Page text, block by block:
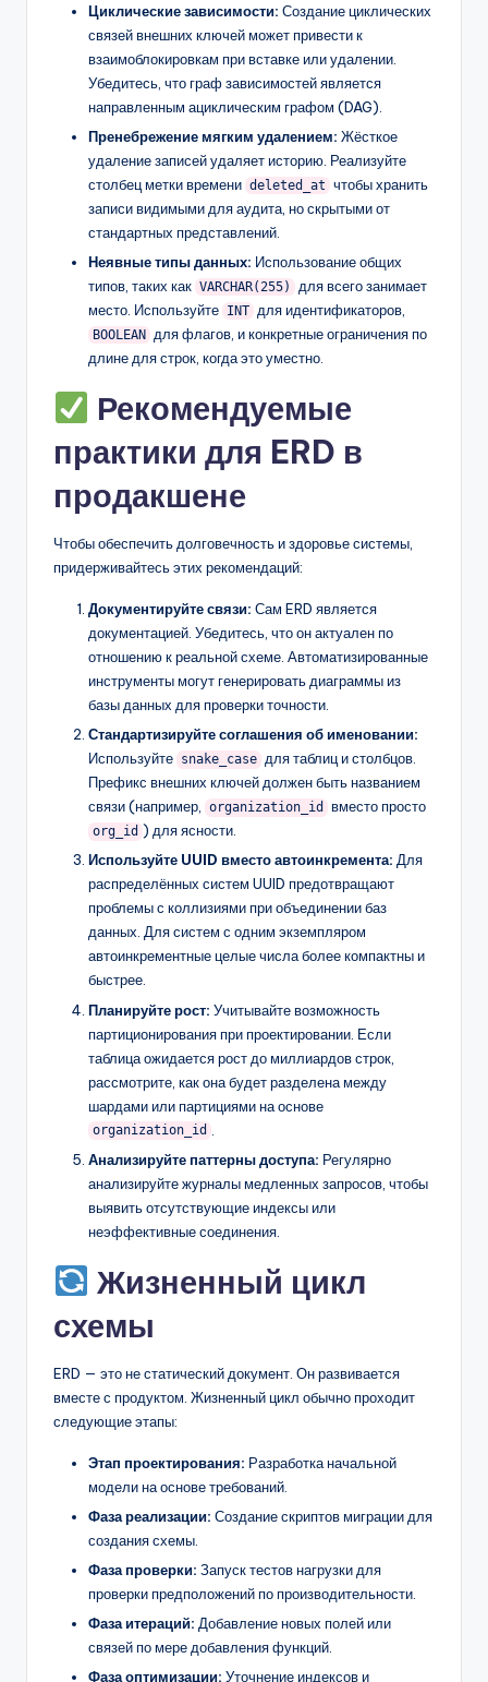
Циклические зависимости: Создание циклических
связей внешних ключей может привести к
взаимоблокировкам при вставке или удалении.
Убедитесь, что граф зависимостей является
направленным ациклическим графом (DAG).
Пренебрежение мягким удалением: Жёсткое
удаление записей удаляет историю. Реализуйте
столбец метки времени deleted_at чтобы хранить
записи видимыми для аудита, но скрытыми от
стандартных представлений.
Неявные типы данных: Использование общих
типов, таких как VARCHAR(255)
для всего занимает
место. Используйте INT для идентификаторов,
BOOLEAN
для флагов, и конкретные ограничения по
длине для строк, когда это уместно.
Рекомендуемые
практики для ERD в
продакшене
Чтобы обеспечить долговечность и здоровье системы,
придерживайтесь этих рекомендаций:
Документируйте связи: Сам ERD является
документацией. Убедитесь, что он актуален по
отношению к реальной схеме. Автоматизированные
инструменты могут генерировать диаграммы из
базы данных для проверки точности.
Стандартизируйте соглашения об именовании:
Используйте snake_case для таблиц и столбцов.
Префикс внешних ключей должен быть названием
связи (например, organization_id вместо просто
org_id ) для ясности.
Используйте UUID вместо автоинкремента: Для
распределённых систем UUID предотвращают
проблемы с коллизиями при объединении баз
данных. Для систем с одним экземпляром
автоинкрементные целые числа более компактны и
быстрее.
Планируйте рост: Учитывайте возможность
партиционирования при проектировании. Если
таблица ожидается рост до миллиардов строк,
рассмотрите, как она будет разделена между
шардами или партициями на основе
organization_id
Анализируйте паттерны доступа: Регулярно
анализируйте журналы медленных запросов, чтобы
выявить отсутствующие индексы или
неэффективные соединения.
Жизненный цикл
схемы
ERD — это не статический документ. Он развивается
вместе с продуктом. Жизненный цикл обычно проходит
следующие этапы:
Этап проектирования: Разработка начальной
модели на основе требований.
Фаза реализации: Создание скриптов миграции для
создания схемы.
Фаза проверки: Запуск тестов нагрузки для
проверки предположений по производительности.
Фаза итераций: Добавление новых полей или
связей по мере добавления функций.
Фаза оптимизации: Уточнение индексов и